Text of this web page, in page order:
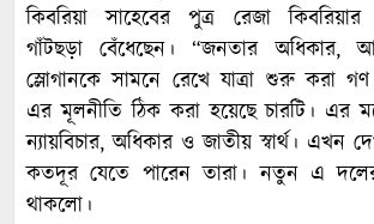
কিবরিয়া সাহেবের পুত্র রেজা
গাঁটছড়া বেঁধেছেন। “জনতার অধিকার,
স্লোগানকে সামনে রেখে যাত্রা শুরু করা
এর মূলনীতি ঠিক করা হয়েছে চারটি। এর
ন্যায়বিচার, অধিকার ও জাতীয় স্বার্থ। এখন
কতদূর যেতে পারেন তারা। নতুন এ
থাকলো।